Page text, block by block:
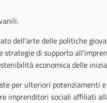
dell’arte delle politiche
di supporto
economica delle
per ulteriori potenziamenti
imprenditori sociali affiliati